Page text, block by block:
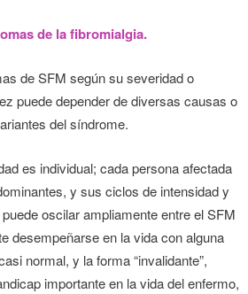
de la fibromialgia.
de SFM según su severidad o
puede depender de diversas causas o
del síndrome.
es individual; cada persona afectada
y sus ciclos de intensidad y
oscilar ampliamente entre el SFM
desempeñarse en la vida con alguna
normal, y la forma “invalidante”,
importante en la vida del enfermo,